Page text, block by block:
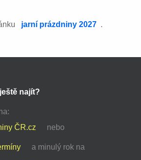
jarní prázdniny 2027 .
najít?
ČR.cz
nebo
a minulý rok na